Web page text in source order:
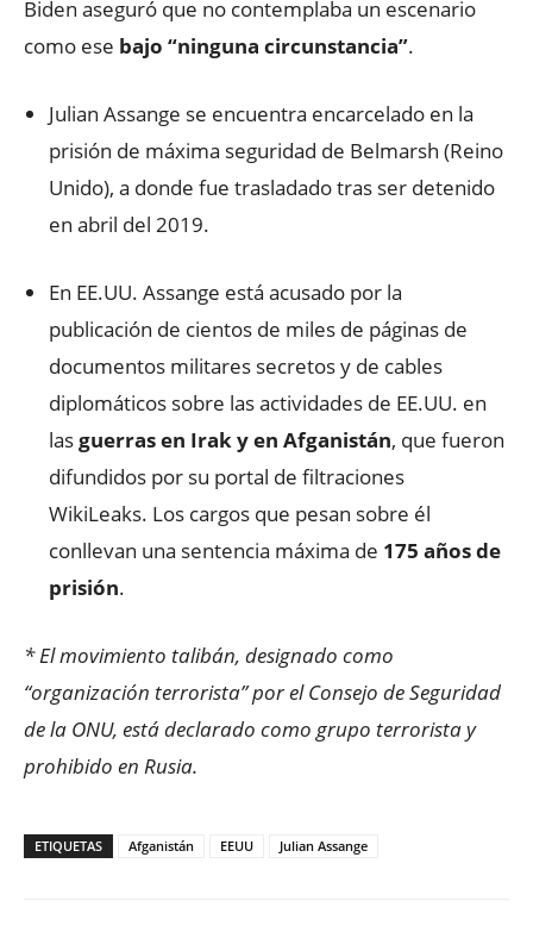
Biden aseguró que no contemplaba un escenario
como ese bajo “ninguna circunstancia”.
Julian Assange se encuentra encarcelado en la
prisión de máxima seguridad de Belmarsh (Reino
Unido), a donde fue trasladado tras ser detenido
en abril del 2019.
En EE.UU. Assange está acusado por la
publicación de cientos de miles de páginas de
documentos militares secretos y de cables
diplomáticos sobre las actividades de EE.UU. en
lasguerras en Irak y en Afganistán, que fueron
difundidos por su portal de filtraciones
WikiLeaks. Los cargos que pesan sobre él
conllevan una sentencia máxima de 175 años de
prisión.
* El movimiento talibán, designado como
“organización terrorista” por el Consejo de Seguridad
de la ONU, está declarado como grupo terrorista y
prohibido en Rusia.
ETIQUETAS Afganistán EEUU Julian Assange